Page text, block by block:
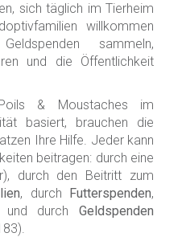
sich täglich im Tierheim
willkommen
sammeln,
und die Öffentlichkeit
& Moustaches im
basiert, brauchen die
Ihre Hilfe. Jeder kann
beitragen: durch eine
durch den Beitritt zum
, durch Futterspenden,
und durch Geldspenden